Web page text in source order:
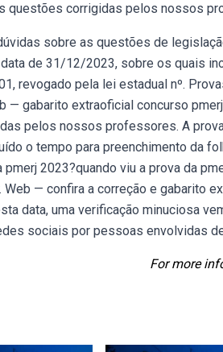
questões corrigidas pelos nossos
sobre as questões de
de 31/12/2023, sobre os quais
revogado pela lei estadual nº.
— gabarito extraoficial concurso
pelos nossos professores. A
o tempo para preenchimento da
pmerj 2023?quando viu a prova da
Web — confira a correção e gabarito
data, uma verificação minuciosa
sociais por pessoas envolvidas
For more